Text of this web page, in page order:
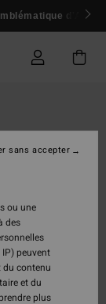
d'Andy
ou une
des
peuvent
du contenu
et du
plus
sans accepter